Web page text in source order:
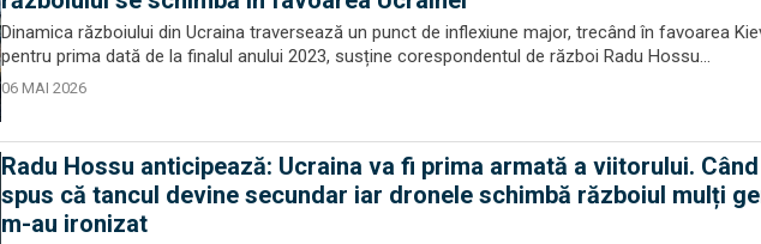
Dinamica războiului din Ucraina traversează un punct de inflexiune major, trecând în favoarea
pentru prima dată de la finalul anului 2023, susține corespondentul de război Radu Hossu...
06 MAI 2026
Radu Hossu anticipează: Ucraina va fi prima armată a viitorului.
spus că tancul devine secundar iar dronele schimbă războiul mulți
m-au ironizat